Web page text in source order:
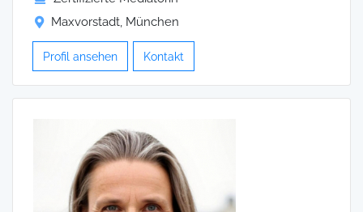
Maxvorstadt, München
Profil ansehen Kontakt